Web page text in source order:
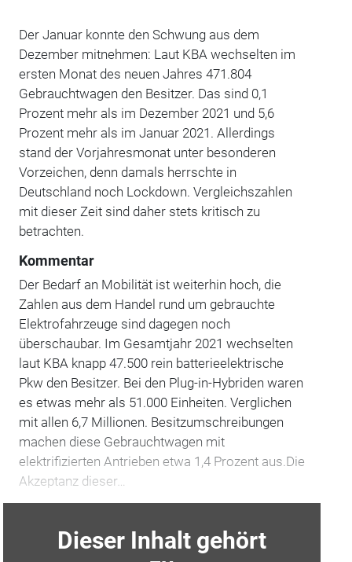
Der Januar konnte den Schwung aus dem
Dezember mitnehmen: Laut KBA wechselten im
ersten Monat des neuen Jahres 471.804
Gebrauchtwagen den Besitzer. Das sind 0,1
Prozent mehr als im Dezember 2021 und 5,6
Prozent mehr als im Januar 2021. Allerdings
stand der Vorjahresmonat unter besonderen
Vorzeichen, denn damals herrschte in
Deutschland noch Lockdown. Vergleichszahlen
mit dieser Zeit sind daher stets kritisch zu
betrachten.
Kommentar
Der Bedarf an Mobilität ist weiterhin hoch, die
Zahlen aus dem Handel rund um gebrauchte
Elektrofahrzeuge sind dagegen noch
überschaubar. Im Gesamtjahr 2021 wechselten
laut KBA knapp 47.500 rein batterieelektrische
Pkw den Besitzer. Bei den Plug-in-Hybriden waren
es etwas mehr als 51.000 Einheiten. Verglichen
mit allen 6,7 Millionen. Besitzumschreibungen
machen diese Gebrauchtwagen mit
elektrifizierten Antrieben etwa 1,4 Prozent aus.Die
Akzeptanz dieser…
Dieser Inhalt gehört